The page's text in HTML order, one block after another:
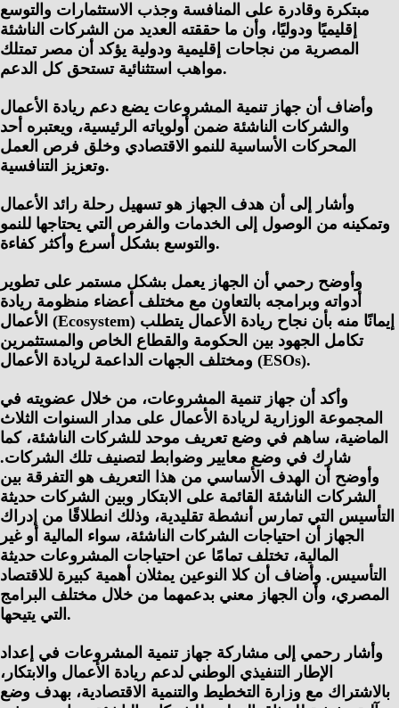
مبتكرة وقادرة على المنافسة وجذب الاستثمارات والتوسع
إقليميًا ودوليًا، وأن ما حققته العديد من الشركات الناشئة
المصرية من نجاحات إقليمية ودولية يؤكد أن مصر تمتلك
مواهب استثنائية تستحق كل الدعم.
وأضاف أن جهاز تنمية المشروعات يضع دعم ريادة الأعمال
والشركات الناشئة ضمن أولوياته الرئيسية، ويعتبره أحد
المحركات الأساسية للنمو الاقتصادي وخلق فرص العمل
وتعزيز التنافسية.
وأشار إلى أن هدف الجهاز هو تسهيل رحلة رائد الأعمال
وتمكينه من الوصول إلى الخدمات والفرص التي يحتاجها للنمو
والتوسع بشكل أسرع وأكثر كفاءة.
وأوضح رحمي أن الجهاز يعمل بشكل مستمر على تطوير
أدواته وبرامجه بالتعاون مع مختلف أعضاء منظومة ريادة
الأعمال (Ecosystem) إيمانًا منه بأن نجاح ريادة الأعمال يتطلب
تكامل الجهود بين الحكومة والقطاع الخاص والمستثمرين
ومختلف الجهات الداعمة لريادة الأعمال (ESOs).
وأكد أن جهاز تنمية المشروعات، من خلال عضويته في
المجموعة الوزارية لريادة الأعمال على مدار السنوات الثلاث
الماضية، ساهم في وضع تعريف موحد للشركات الناشئة، كما
شارك في وضع معايير وضوابط لتصنيف تلك الشركات.
وأوضح أن الهدف الأساسي من هذا التعريف هو التفرقة بين
الشركات الناشئة القائمة على الابتكار وبين الشركات حديثة
التأسيس التي تمارس أنشطة تقليدية، وذلك انطلاقًا من إدراك
الجهاز أن احتياجات الشركات الناشئة، سواء المالية أو غير
المالية، تختلف تمامًا عن احتياجات المشروعات حديثة
التأسيس. وأضاف أن كلا النوعين يمثلان أهمية كبيرة للاقتصاد
المصري، وأن الجهاز معني بدعمهما من خلال مختلف البرامج
التي يتيحها.
وأشار رحمي إلى مشاركة جهاز تنمية المشروعات في إعداد
الإطار التنفيذي الوطني لدعم ريادة الأعمال والابتكار،
بالاشتراك مع وزارة التخطيط والتنمية الاقتصادية، بهدف وضع